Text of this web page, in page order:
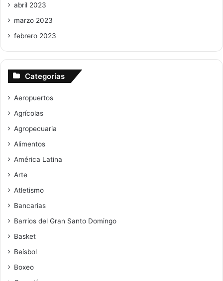
abril 2023
marzo 2023
febrero 2023
Categorías
Aeropuertos
Agrícolas
Agropecuaria
Alimentos
América Latina
Arte
Atletismo
Bancarias
Barrios del Gran Santo Domingo
Basket
Beísbol
Boxeo